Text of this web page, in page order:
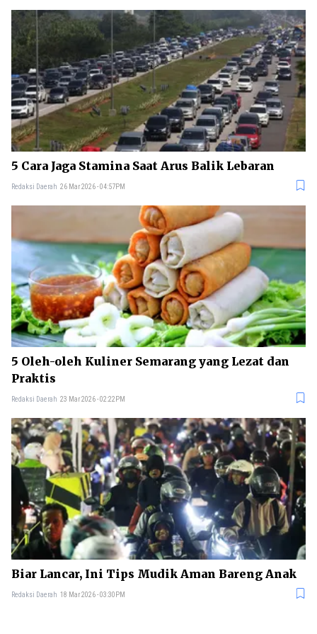
5 Cara Jaga Stamina Saat Arus Balik Lebaran
Redaksi Daerah 26 Mar 2026 - 04:57PM
5 Oleh-oleh Kuliner Semarang yang Lezat dan
Praktis
Redaksi Daerah 23 Mar 2026 - 02:22PM
Biar Lancar, Ini Tips Mudik Aman Bareng Anak
Redaksi Daerah 18 Mar 2026 - 03:30PM